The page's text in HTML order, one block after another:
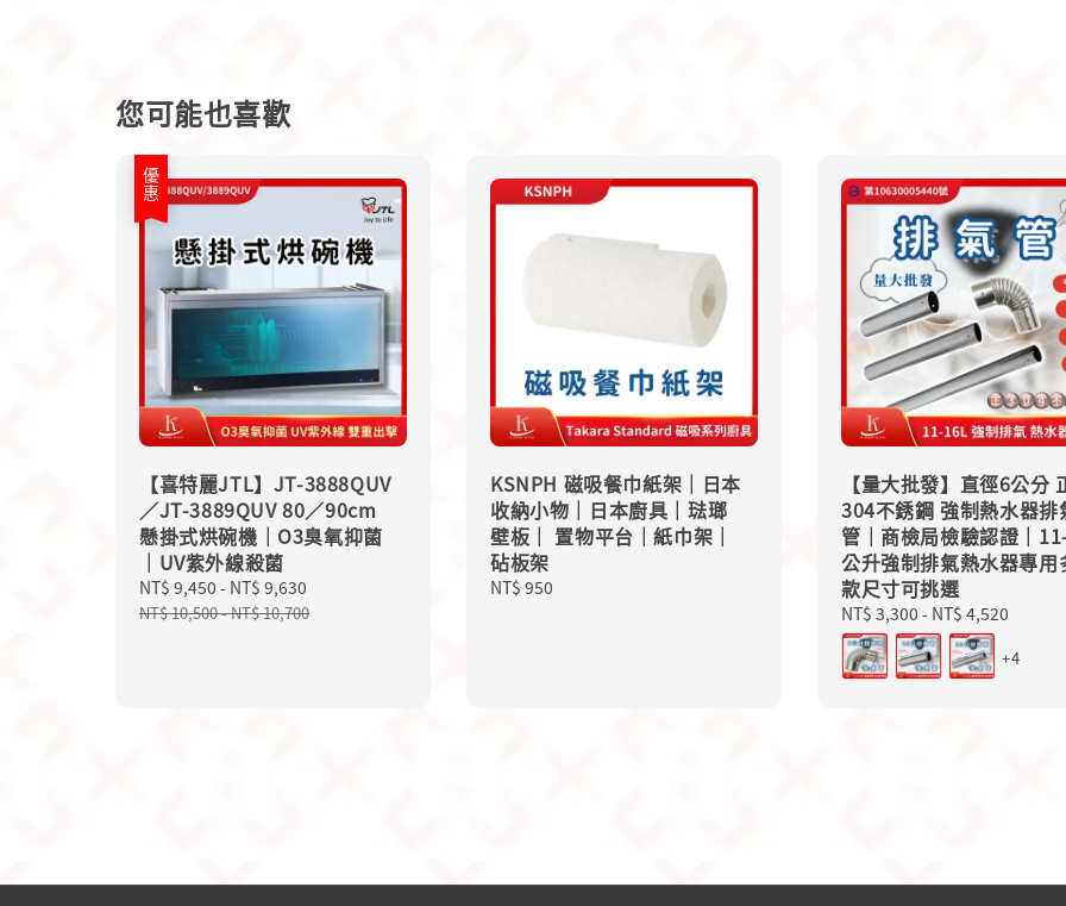
您可能也喜歡
優惠
【喜特麗JTL】JT-3888QUV
／JT-3889QUV 80／90cm
懸掛式烘碗機｜O3臭氧抑菌
｜UV紫外線殺菌
Sale
price
NT$ 9,450 - NT$ 9,630
NT$ 10,500-NT$ 10,700
KSNPH 磁吸餐巾紙架｜日本
收納小物｜日本廚具｜琺瑯
壁板｜ 置物平台｜紙巾架｜
砧板架
Regular
NT$ 950
【量大批發】直徑6公分
304不銹鋼 強制熱水器排
管｜商檢局檢驗認證｜
公升強制排氣熱水器專用
款尺寸可挑選
Regular
price
NT$ 3,300 - NT$ 4,520
+4